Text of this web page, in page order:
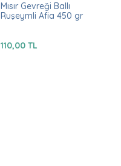
Mısır Gevreği Ballı
Ruşeymli Afia 450 gr
110,00 TL